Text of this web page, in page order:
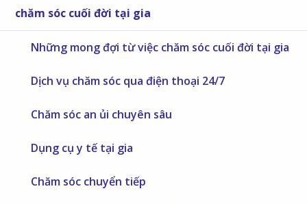
chăm sóc cuối đời tại gia
Những mong đợi từ việc chăm sóc cuối đời tại gia
Dịch vụ chăm sóc qua điện thoại 24/7
Chăm sóc an ủi chuyên sâu
Dụng cụ y tế tại gia
Chăm sóc chuyển tiếp